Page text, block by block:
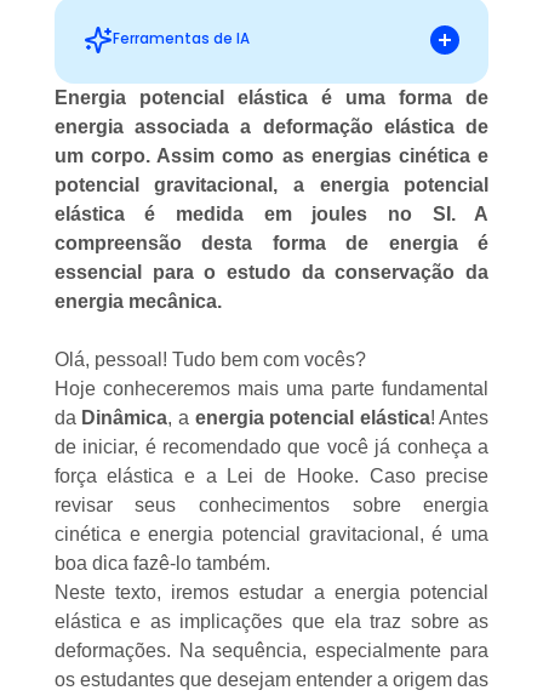
Ferramentas de IA
Energia potencial elástica é uma forma de
energia associada a deformação elástica de
um corpo. Assim como as energias cinética e
potencial gravitacional, a energia potencial
elástica é medida em joules no SI. A
compreensão desta forma de energia é
essencial para o estudo da conservação da
energia mecânica.
Olá, pessoal! Tudo bem com vocês?
Hoje conheceremos mais uma parte fundamental
da Dinâmica, a energia potencial elástica! Antes
de iniciar, é recomendado que você já conheça a
força elástica e a Lei de Hooke. Caso precise
revisar seus conhecimentos sobreenergia
cinética eenergia potencial gravitacional , é uma
boa dica fazê-lo também.
Neste texto, iremos estudar a energia potencial
elástica e as implicações que ela traz sobre as
deformações. Na sequência, especialmente para
os estudantes que desejam entender a origem das